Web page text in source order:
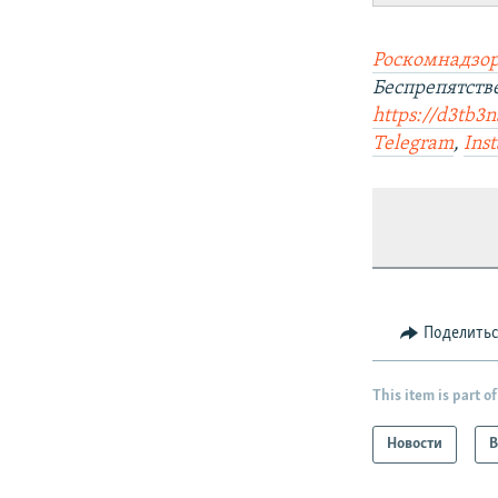
https://
Telegram,
This item is part of
Новости